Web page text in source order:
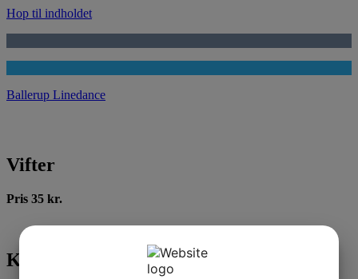
Hop til indholdet
Ballerup Linedance
Vifter
Pris 35 kr.
Kontakt os